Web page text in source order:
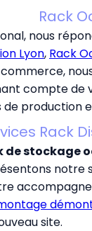
Rack
nous
Lyon, Rack
compte de
production
Rack
de stockage
notre
site.